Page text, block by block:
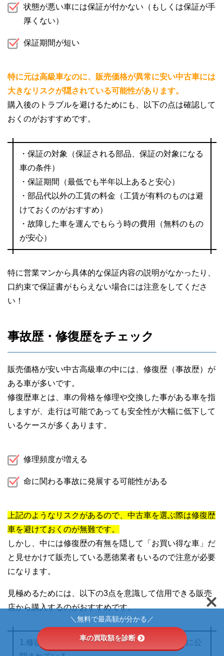
状態が悪い車には保証が付かない（もしくは保証が手
厚くない）
保証期間が短い
特に元は高級車なのに、販売価格が異常に安い中古車には
大きなリスクが隠されている可能性があります。
購入後のトラブルを避けるためにも、以下の点は確認して
おくのがおすすめです。
・保証の対象（保証される部品、保証の対象になる
車の条件）
・保証期間（最低でも半年以上あると安心）
・部品代以外の工賃の料金（工賃が有料のものは避
けておくのがおすすめ）
・故障した車を運んでもらう時の費用（無料のもの
が安心）
特に営業マンから具体的な保証内容の説明がなかったり、
口約束で保証書がもらえない場合には注意をしてくださ
い！
事故歴・修復歴をチェック
販売価格が安い中古高級車の中には、修復歴（事故歴）が
ある車が多いです。
修復歴車とは、車の骨格を修理や交換した事がある車を指
しますが、走行は可能であっても安全性が大幅に低下して
いるケースが多くあります。
修理頻度が増える
命に関わる事故に発展する可能性がある
上記のようなリスクがあるので、中古車を選ぶ際は修復歴
車を避けておくのが無難です。
しかし、中には修復歴の有無を隠して「お買い得な車」だ
と見せかけて販売している悪徳業者もいるので注意が必要
になります。
見極めるためには、以下の3点を意識して信用できる販売
店から購入するのがおすすめです。
1.修復歴の有無が購入者にも分かりやすいように公
＼無料で最高額が分かる／
車の買取額を診断